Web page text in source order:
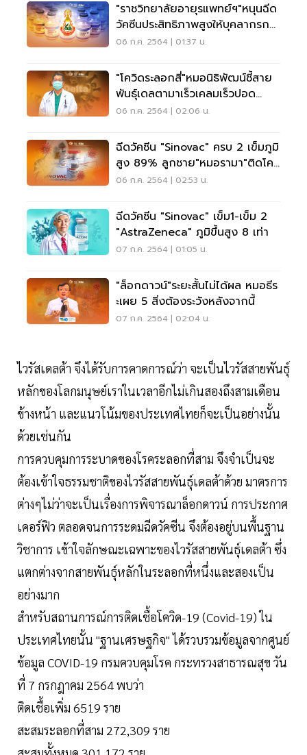
"ราชวิทยาลัยอายุรแพทย์ฯ"หนุนฉีด
วัคซีนประสิทธิภาพสูงให้บุคลากรการ
แพทย์
06 ก.ค. 2564 | 01:37 น.
"โควิดระลอกสี่"หมอนิธิพัฒน์ชี้สาย
พันธุ์เดลตามาเร็วเคลมเร็วปอด
อักเสบไว
06 ก.ค. 2564 | 02:06 น.
ฉีดวัคซีน "Sinovac" ครบ 2 เข็มภูมิ
สูง 89% ลูกชาย"หมอรามา"ติดโค
วิดตามแม่
06 ก.ค. 2564 | 02:53 น.
ฉีดวัคซีน "Sinovac" เข็ม1-เข็ม 2
"AstraZeneca" ภูมิขึ้นสูง 8 เท่า
07 ก.ค. 2564 | 01:05 น.
"ล็อกดาวน์"ระยะสั้นไม่ได้ผล หมอธีร
ะเผย 5 สิ่งต้องระวังหลังจากนี้
07 ก.ค. 2564 | 02:04 น.
ไวรัสเดลต้า จึงได้รับการคาดการณ์ว่า จะเป็นไวรัสสายพันธุ์
หลักของโลกมนุษย์เราในเวลาอีกไม่เกินสองถึงสามเดือน
ข้างหน้า และแนวโน้มของประเทศไทยก็จะเป็นอย่างนั้น
ด้วยเช่นกัน
การควบคุมการระบาดของโรคระลอกที่สาม จึงจำเป็นจะ
ต้องเข้าใจธรรมชาติของไวรัสสายพันธุ์เดลต้าด้วย มาตรการ
ต่างๆไม่ว่าจะเป็นเรื่องการพิจารณาล็อกดาวน์ การประกาศ
เคอร์ฟิว ตลอดจนการระดมฉีดวัคซีน จึงต้องอยู่บนพื้นฐาน
วิชาการ เข้าใจลักษณะเฉพาะของไวรัสสายพันธุ์เดลต้า ซึ่ง
แตกต่างจากสายพันธุ์หลักในระลอกที่หนึ่งและสองเป็น
อย่างมาก
สำหรับสถานการณ์การติดเชื้อโควิด-19 (Covid-19) ใน
ประเทศไทยนั้น "ฐานเศรษฐกิจ" ได้รวบรวมข้อมูลจากศูนย์
ข้อมูล COVID-19 กรมควบคุมโรค กระทรวงสาธารณสุข วัน
ที่ 7 กรกฎาคม 2564 พบว่า
ติดเชื้อเพิ่ม 6519 ราย
สะสมระลอกที่สาม 272,309 ราย